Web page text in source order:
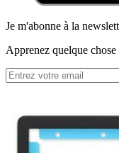
Je m'abonne à la
Apprenez quelque